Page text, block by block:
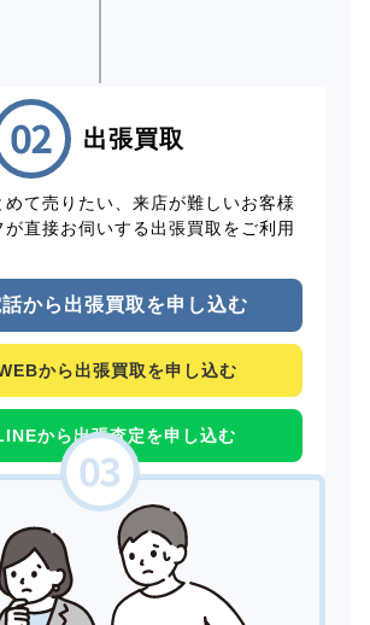
出張買取
めて売りたい、来店が難しいお客様
が直接お伺いする出張買取をご利用
話から出張買取を申し込む
から出張買取を申し込む
から出張査定を申し込む